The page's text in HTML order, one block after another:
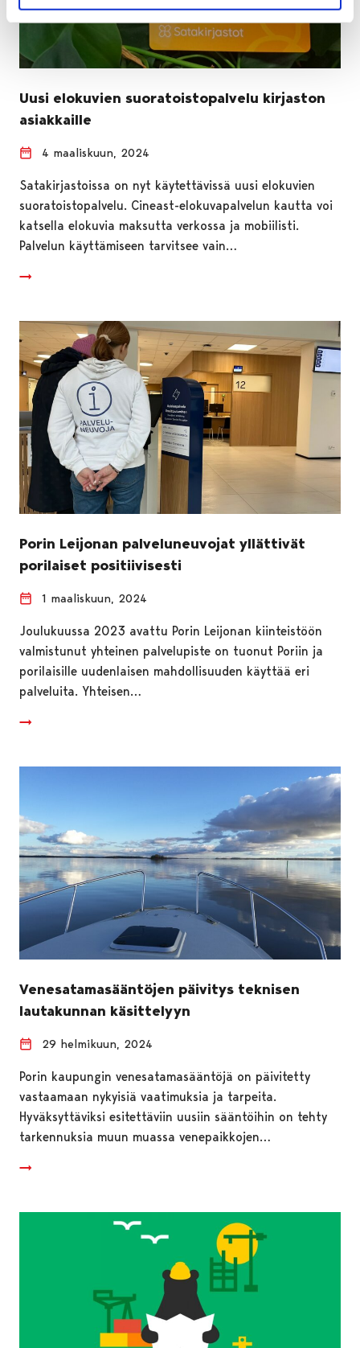
Uusi elokuvien suoratoistopalvelu kirjaston
asiakkaille
4 maaliskuun, 2024
Satakirjastoissa on nyt käytettävissä uusi elokuvien
suoratoistopalvelu. Cineast-elokuvapalvelun kautta voi
katsella elokuvia maksutta verkossa ja mobiilisti.
Palvelun käyttämiseen tarvitsee vain…
Porin Leijonan palveluneuvojat yllättivät
porilaiset positiivisesti
1 maaliskuun, 2024
Joulukuussa 2023 avattu Porin Leijonan kiinteistöön
valmistunut yhteinen palvelupiste on tuonut Poriin ja
porilaisille uudenlaisen mahdollisuuden käyttää eri
palveluita. Yhteisen…
Venesatamasääntöjen päivitys teknisen
lautakunnan käsittelyyn
29 helmikuun, 2024
Porin kaupungin venesatamasääntöjä on päivitetty
vastaamaan nykyisiä vaatimuksia ja tarpeita.
Hyväksyttäviksi esitettäviin uusiin sääntöihin on tehty
tarkennuksia muun muassa venepaikkojen…